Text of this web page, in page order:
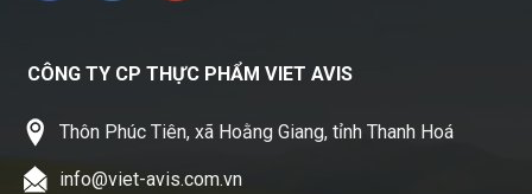
CÔNG TY CP THỰC PHẨM VIET AVIS
Thôn Phúc Tiên, xã Hoằng Giang, tỉnh Thanh Hoá
info@viet-avis.com.vn